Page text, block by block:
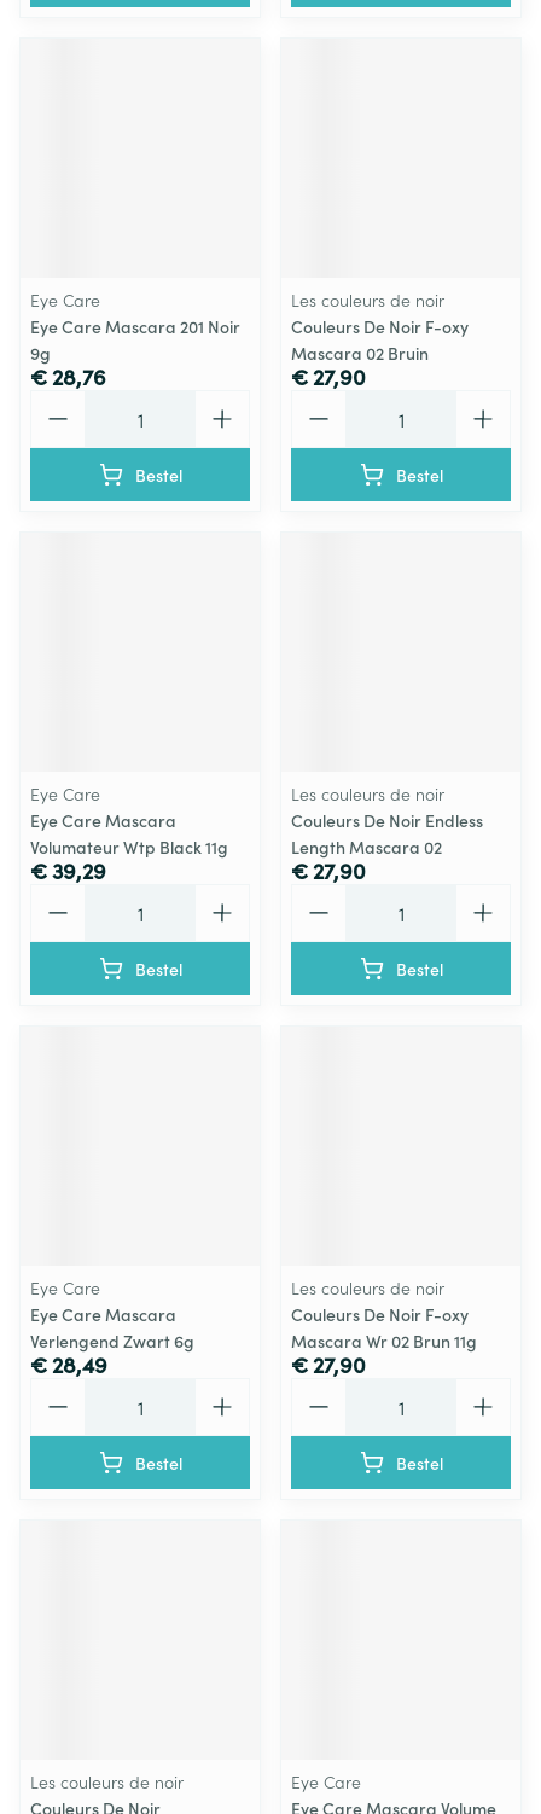
Eye Care
Eye Care Mascara 201 Noir
9g
€ 28,76
Bestel
Les couleurs de noir
Couleurs De Noir F-oxy
Mascara 02 Bruin
€ 27,90
Bestel
Eye Care
Eye Care Mascara
Volumateur Wtp Black 11g
€ 39,29
Bestel
Les couleurs de noir
Couleurs De Noir Endless
Length Mascara 02
€ 27,90
Bestel
Eye Care
Eye Care Mascara
Verlengend Zwart 6g
€ 28,49
Bestel
Les couleurs de noir
Couleurs De Noir F-oxy
Mascara Wr 02 Brun 11g
€ 27,90
Bestel
Les couleurs de noir
Couleurs De Noir
Eye Care
Eye Care Mascara Volume